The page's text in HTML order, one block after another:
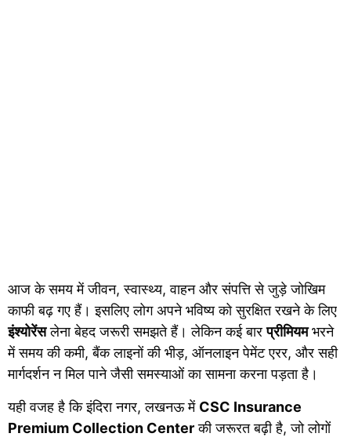
आज के समय में जीवन, स्वास्थ्य, वाहन और संपत्ति से जुड़े जोखिम
काफी बढ़ गए हैं। इसलिए लोग अपने भविष्य को सुरक्षित रखने के लिए
इंश्योरेंसलेना बेहद जरूरी समझते हैं। लेकिन कई बारप्रीमियमभरने
में समय की कमी, बैंक लाइनों की भीड़, ऑनलाइन पेमेंट एरर, और सही
मार्गदर्शन न मिल पाने जैसी समस्याओं का सामना करना पड़ता है।
यही वजह है कि इंदिरा नगर, लखनऊ में CSC Insurance
Premium Collection Centerकी जरूरत बढ़ी है, जो लोगों